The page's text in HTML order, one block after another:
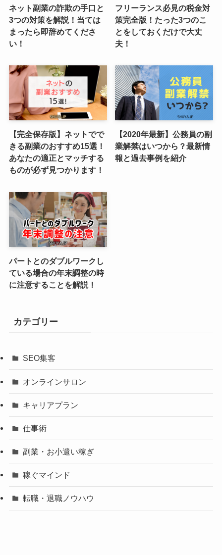
ネット副業の詐欺の手口と
3つの対策を解説！当ては
まったら即辞めてくださ
い！
フリーランス必見の税金対
策完全版！たった3つのこ
とをしておくだけで大丈
夫！
【完全保存版】ネットでで
きる副業のおすすめ15選！
あなたの適正とマッチする
ものが必ず見つかります！
【2020年最新】公務員の副
業解禁はいつから？最新情
報と過去事例を紹介
パートとのダブルワークし
ている場合の年末調整の時
に注意することを解説！
カテゴリー
SEO集客
オンラインサロン
キャリアプラン
仕事術
副業・お小遣い稼ぎ
稼ぐマインド
転職・退職ノウハウ